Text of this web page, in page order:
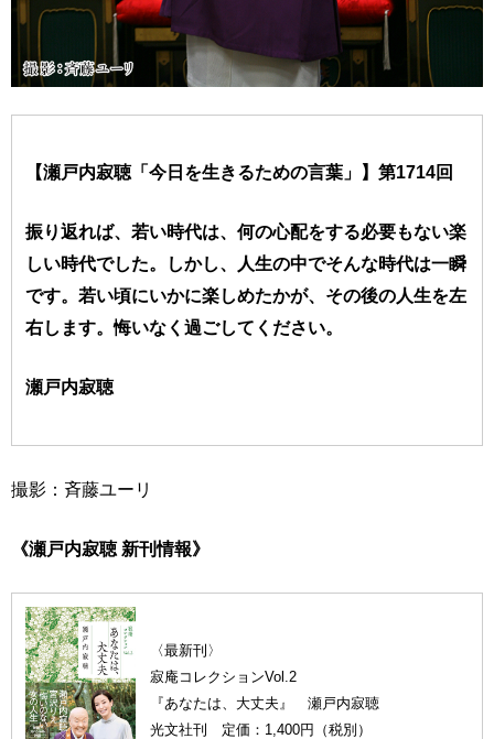
【瀬戸内寂聴「今日を生きるための言葉」】第1714回
振り返れば、若い時代は、何の心配をする必要もない楽
しい時代でした。しかし、人生の中でそんな時代は一瞬
です。若い頃にいかに楽しめたかが、その後の人生を左
右します。悔いなく過ごしてください。
瀬戸内寂聴
撮影：斉藤ユーリ
《瀬戸内寂聴 新刊情報》
〈最新刊〉
寂庵コレクションVol.2
『あなたは、大丈夫』 瀬戸内寂聴
光文社刊 定価：1,400円（税別）